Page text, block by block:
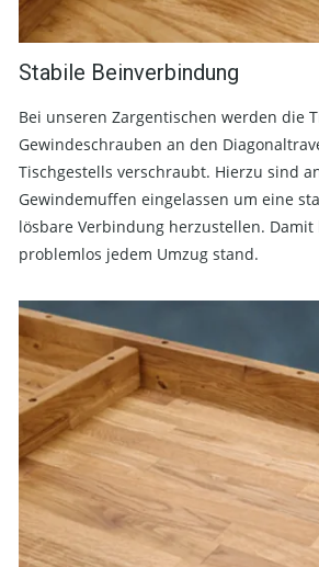
Stabile Beinverbindung
Bei unseren Zargentischen werden die
Gewindeschrauben an den
Tischgestells verschraubt. Hierzu sind
Gewindemuffen eingelassen um eine
lösbare Verbindung herzustellen. Damit
problemlos jedem Umzug stand.